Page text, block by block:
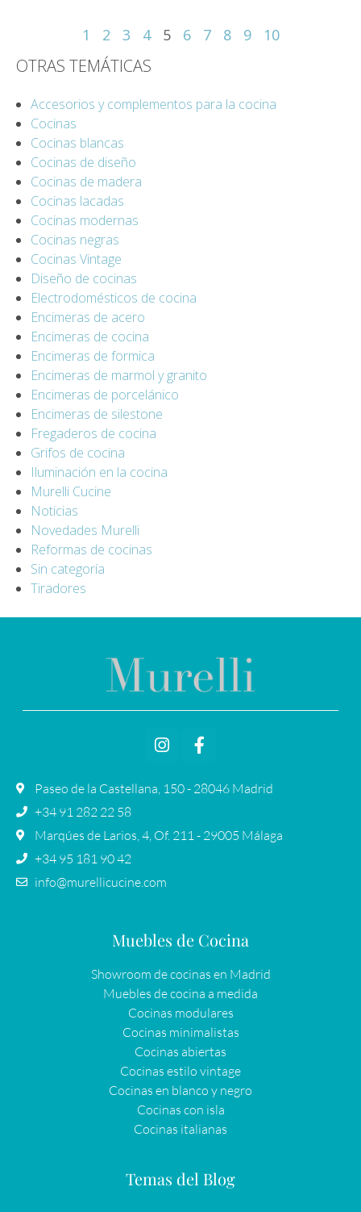
1 2 3 4 5 6 7 8 9 10
OTRAS TEMÁTICAS
Accesorios y complementos para la cocina
Cocinas
Cocinas blancas
Cocinas de diseño
Cocinas de madera
Cocinas lacadas
Cocinas modernas
Cocinas negras
Cocinas Vintage
Diseño de cocinas
Electrodomésticos de cocina
Encimeras de acero
Encimeras de cocina
Encimeras de formica
Encimeras de marmol y granito
Encimeras de porcelánico
Encimeras de silestone
Fregaderos de cocina
Grifos de cocina
Iluminación en la cocina
Murelli Cucine
Noticias
Novedades Murelli
Reformas de cocinas
Sin categoría
Tiradores
Paseo de la Castellana, 150 - 28046 Madrid
+34 91 282 22 58
Marqúes de Larios, 4, Of. 211 - 29005 Málaga
+34 95 181 90 42
info@murellicucine.com
Muebles de Cocina
Showroom de cocinas en Madrid
Muebles de cocina a medida
Cocinas modulares
Cocinas minimalistas
Cocinas abiertas
Cocinas estilo vintage
Cocinas en blanco y negro
Cocinas con isla
Cocinas italianas
Temas del Blog